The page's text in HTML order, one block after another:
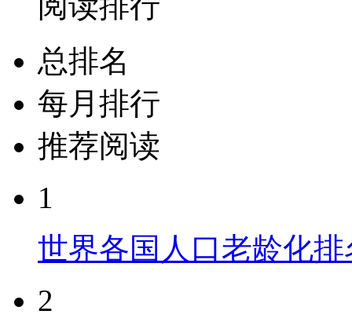
总排名
每月排行
推荐阅读
1
世界各国人口老龄化
2